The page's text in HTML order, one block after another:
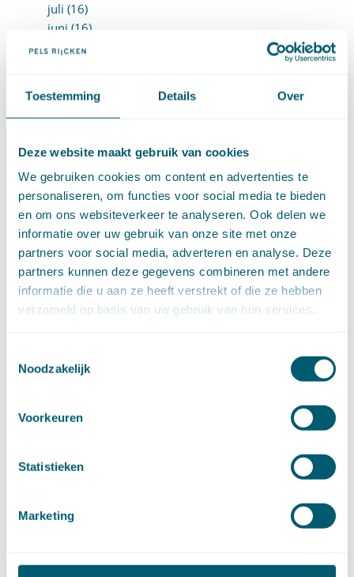
Toestemming Details Over
Deze website maakt gebruik van cookies
We gebruiken cookies om content en advertenties te
personaliseren, om functies voor social media te bieden
en om ons websiteverkeer te analyseren. Ook delen we
informatie over uw gebruik van onze site met onze
partners voor social media, adverteren en analyse. Deze
partners kunnen deze gegevens combineren met andere
informatie die u aan ze heeft verstrekt of die ze hebben
verzameld op basis van uw gebruik van hun services.
Noodzakelijk
Voorkeuren
Statistieken
Marketing
juli (16)
juni (16)
mei (11)
februari (19)
januari (15)
december (15)
november (9)
oktober (13)
september (4)
augustus (7)
april (11)
maart (14)
►
2020 (154)
oktober (14)
augustus (2)
mei (12)